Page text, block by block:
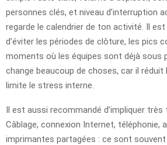
personnes clés, et niveau d’interruption
regarde le calendrier de ton activité. Il
d’éviter les périodes de clôture, les pics
moments où les équipes sont déjà sous
change beaucoup de choses, car il
limite le stress interne.
Il est aussi recommandé d’impliquer très
Câblage, connexion Internet, téléphonie,
imprimantes partagées : ce sont